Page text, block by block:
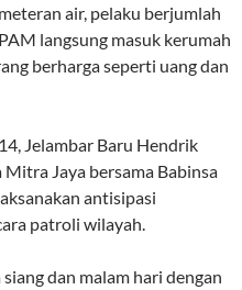
air, pelaku berjumlah
langsung masuk kerumah
berharga seperti uang dan
Jelambar Baru Hendrik
Jaya bersama Babinsa
antisipasi
patroli wilayah.
dan malam hari dengan